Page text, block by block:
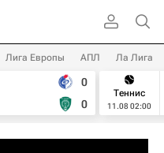
Лига Европы АПЛ Ла Лига
0
0
Теннис
11.08 02:00